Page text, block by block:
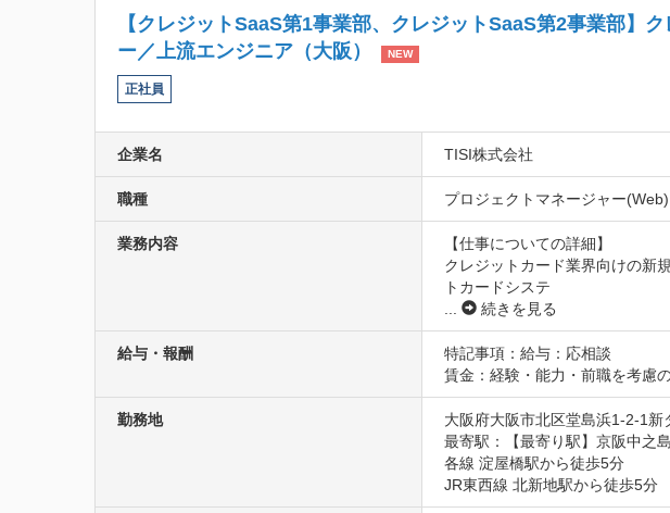
【クレジットSaaS第1事業部、クレジットSaaS第2事業部】
ー／上流エンジニア（大阪）
NEW
正社員
企業名 TISI株式会社
職種 プロジェクトマネージャー(Web)
業務内容
【仕事についての詳細】
クレジットカード業界向けの新
トカードシステ
...
続きを見る
給与・報酬
特記事項：給与：応相談
賃金：経験・能力・前職を考慮
勤務地
大阪府大阪市北区堂島浜1-2-1新
最寄駅：【最寄り駅】京阪中之
各線 淀屋橋駅から徒歩5分
JR東西線 北新地駅から徒歩5分